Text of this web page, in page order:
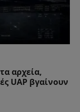
αρχεία,
UAP βγαίνουν